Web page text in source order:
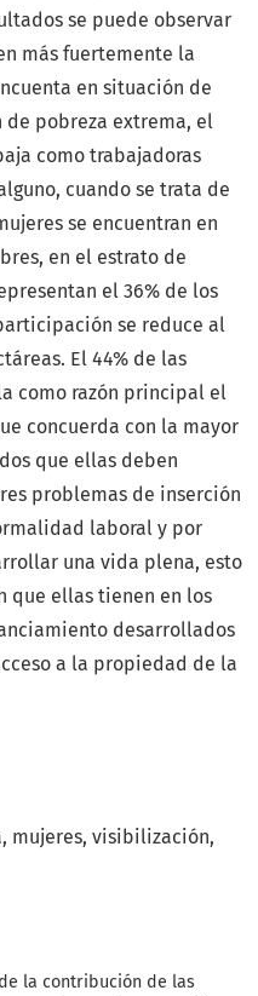
mujeres visibilización
la contribución de las
se puede observar
más fuertemente la
en situación de
de pobreza extrema, el
como trabajadoras
cuando se trata de
se encuentran en
en el estrato de
el 36% de los
se reduce al
El 44% de las
como razón principal el
concuerda con la mayor
que ellas deben
problemas de inserción
laboral y por
una vida plena, esto
que ellas tienen en los
desarrollados
a la propiedad de la